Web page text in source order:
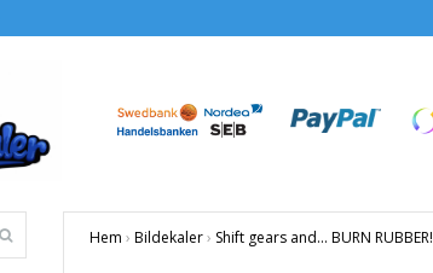
Hem › Bildekaler› Shift gears and... BURN RUBBER!